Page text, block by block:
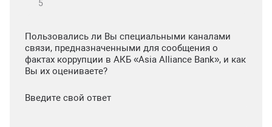
Пользовались ли Вы специальными каналами
связи, предназначенными для сообщения о
фактах коррупции в АКБ «Asia Alliance Bank», и как
Вы их оцениваете?
Введите свой ответ